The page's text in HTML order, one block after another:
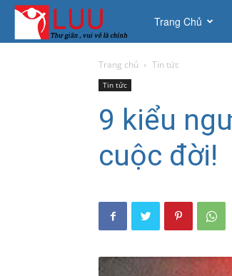
Thích
là
Lưu
Trang Chủ
Trang chủ Tin tức
Tin tức
9 kiểu
cuộc đời!